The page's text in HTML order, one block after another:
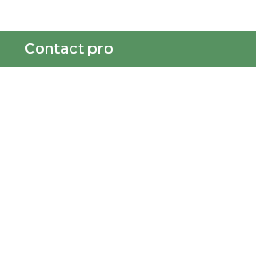
Contact pro